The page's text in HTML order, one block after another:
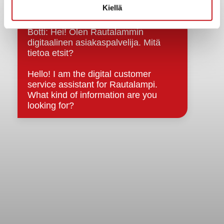
Kiellä
Strategiat, ohjelmat, ohjeet, suunnitelmat, säännöt ja
sopimukset
Asiakirjajulkisuuskuvaus
Evästeet
Saavutettavuusseloste
Tietosuoja
Tietosuojaselosteet